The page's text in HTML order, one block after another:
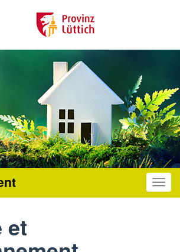
et